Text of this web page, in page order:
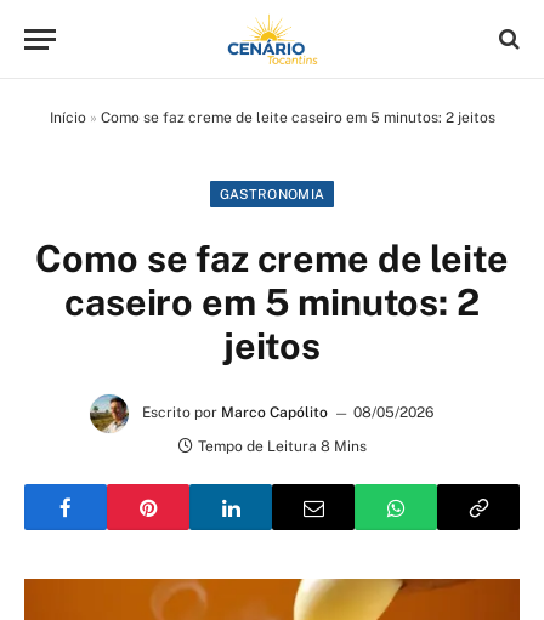
Início» Como se faz creme de leite caseiro em 5 minutos: 2 jeitos
GASTRONOMIA
Como se faz creme de leite
caseiro em 5 minutos: 2
jeitos
Escrito por Marco Capólito
08/05/2026
Tempo de Leitura 8 Mins